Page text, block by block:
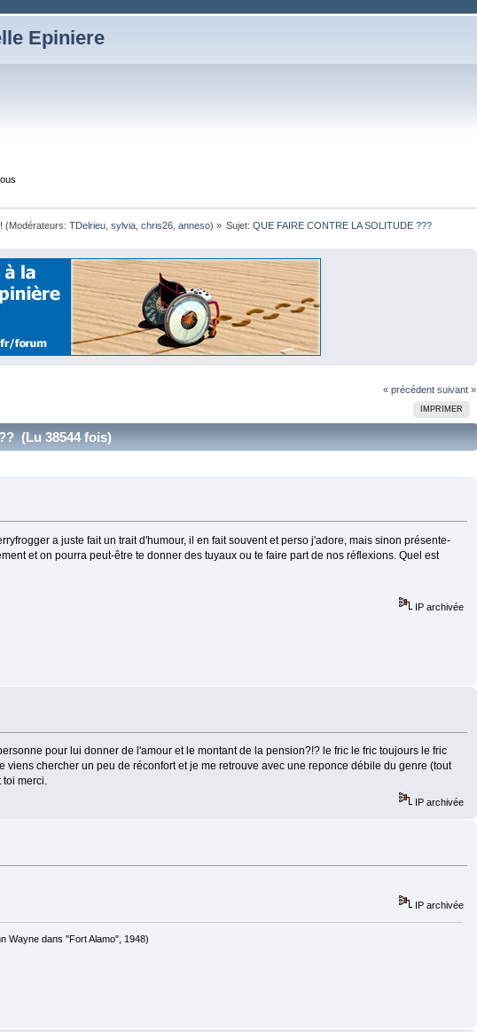
Epiniere
(Modérateurs: TDelrieu, sylvia, chris26, anneso) » Sujet:QUE FAIRE CONTRE LA SOLITUDE ???
« précédent suivant »
IMPRIMER
(Lu 38544 fois)
a juste fait un trait d'humour, il en fait souvent et perso j'adore, mais sinon présente-
et on pourra peut-être te donner des tuyaux ou te faire part de nos réflexions. Quel est
IP archivée
pour lui donner de l'amour et le montant de la pension?!? le fric le fric toujours le fric
chercher un peu de réconfort et je me retrouve avec une reponce débile du genre (tout
toi merci.
IP archivée
IP archivée
Wayne dans "Fort Alamo", 1948)